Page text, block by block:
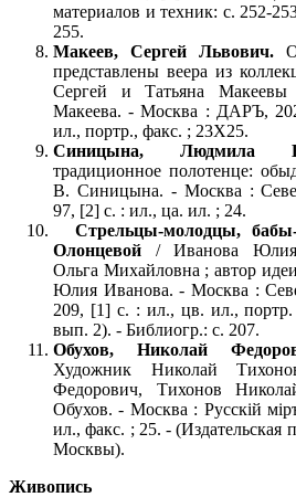
материалов и техник: с. 252-
255.
Макеев, Сергей Львович.
представлены веера из
Сергей и Татьяна
Макеева. - Москва : ДАРЪ,
ил., портр., факс. ; 23Х25.
Синицына, Людмила
традиционное полотенце:
В. Синицына. - Москва :
97, [2] с. : ил., ца. ил. ; 24.
Стрельцы-молодцы,
Олонцевой / Иванова Юлия
Ольга Михайловна ; автор
Юлия Иванова. - Москва :
209, [1] с. : ил., цв. ил.,
вып. 2). - Библиогр.: с. 207.
Обухов, Николай
Художник Николай
Федорович, Тихонов
Обухов. - Москва : Русскiй
ил., факс. ; 25. - (Издательская
Москвы).
Живопись